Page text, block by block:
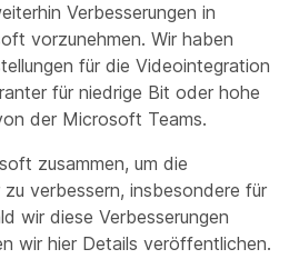
Verbesserungen in
vorzunehmen. Wir haben
für die Videointegration
für niedrige Bit oder hohe
der Microsoft Teams.
zusammen, um die
verbessern, insbesondere für
wir diese Verbesserungen
wir hier Details veröffentlichen.